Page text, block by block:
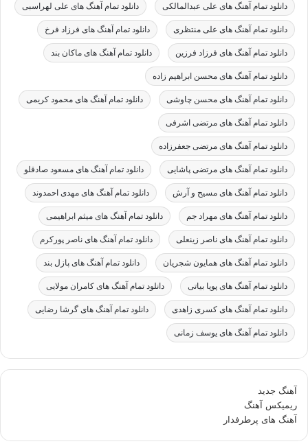
دانلود تمام آهنگ های علی عبدالمالکی دانلود تمام آهنگ های علی لهراسبی
دانلود تمام آهنگ های علی منتظری دانلود تمام آهنگ های فرزاد فرخ
دانلود تمام آهنگ های فرزاد فرزین دانلود تمام آهنگ های ماکان بند
دانلود تمام آهنگ های محسن ابراهیم زاده
دانلود تمام آهنگ های محسن چاوشی دانلود تمام آهنگ های محمود کریمی
دانلود تمام آهنگ های مرتضی اشرفی
دانلود تمام آهنگ های مرتضی جعفرزاده
دانلود تمام آهنگ های مرتضی پاشایی دانلود تمام آهنگ های مسعود صادقلو
دانلود تمام آهنگ های مسیح و آرش دانلود تمام آهنگ های مهدی احمدوند
دانلود تمام آهنگ های مهراد جم دانلود تمام آهنگ های میثم ابراهیمی
دانلود تمام آهنگ های ناصر زینعلی دانلود تمام آهنگ های ناصر پورکرم
دانلود تمام آهنگ های همایون شجریان دانلود تمام آهنگ های پازل بند
دانلود تمام آهنگ های پویا بیاتی دانلود تمام آهنگ های کامران مولایی
دانلود تمام آهنگ های کسری زاهدی دانلود تمام آهنگ های گرشا رضایی
دانلود تمام آهنگ های یوسف زمانی
آهنگ جدید
ریمیکس آهنگ
آهنگ های پرطرفدار